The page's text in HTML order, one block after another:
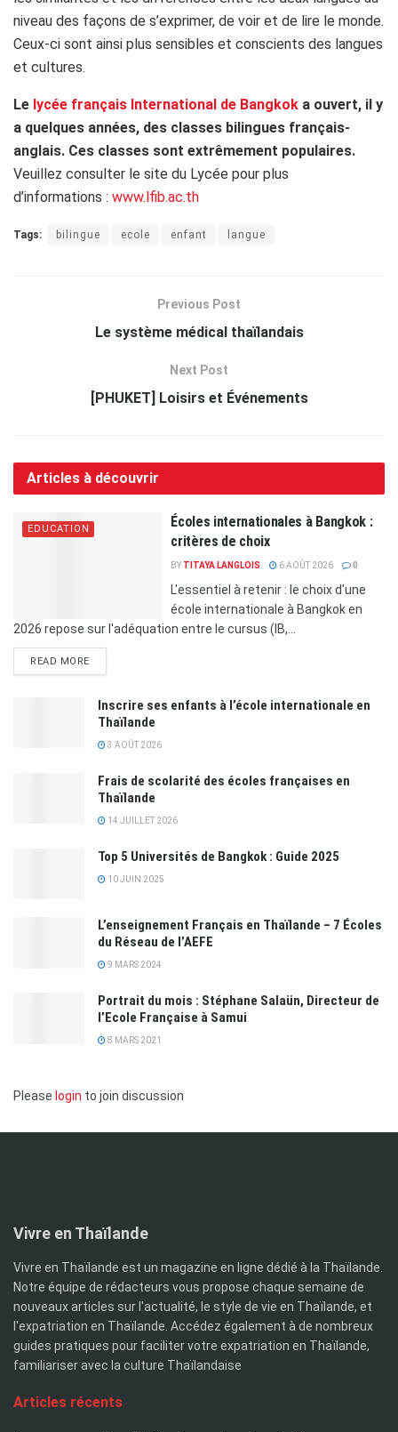
niveau des façons de s’exprimer, de voir et de lire le monde.
Ceux-ci sont ainsi plus sensibles et conscients des langues
et cultures.
Le lycée français International de Bangkok a ouvert, il y
a quelques années, des classes bilingues français-
anglais. Ces classes sont extrêmement populaires.
Veuillez consulter le site du Lycée pour plus
d’informations : www.lfib.ac.th
Tags: bilingue ecole enfant langue
Previous Post
Le système médical thaïlandais
Next Post
[PHUKET] Loisirs et Événements
Articles à découvrir
EDUCATION
Écoles internationales à Bangkok :
critères de choix
BY TITAYA LANGLOIS 6 AOÛT 2026 0
L'essentiel à retenir : le choix d'une
école internationale à Bangkok en
2026 repose sur l'adéquation entre le cursus (IB,...
READ MORE
Inscrire ses enfants à l’école internationale en
Thaïlande
3 AOÛT 2026
Frais de scolarité des écoles françaises en
Thaïlande
14 JUILLET 2026
Top 5 Universités de Bangkok : Guide 2025
10 JUIN 2025
L’enseignement Français en Thaïlande – 7 Écoles
du Réseau de l’AEFE
9 MARS 2024
Portrait du mois : Stéphane Salaün, Directeur de
l’Ecole Française à Samui
8 MARS 2021
Please login to join discussion
Vivre en Thaïlande
Vivre en Thaïlande est un magazine en ligne dédié à la Thaïlande.
Notre équipe de rédacteurs vous propose chaque semaine de
nouveaux articles sur l'actualité, le style de vie en Thaïlande, et
l'expatriation en Thaïlande. Accédez également à de nombreux
guides pratiques pour faciliter votre expatriation en Thaïlande,
familiariser avec la culture Thaïlandaise
Articles récents